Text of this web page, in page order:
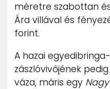
méretre szabottan
Ára villával és
forint.
A hazai
zászlóvivőjének
váza, máris egy